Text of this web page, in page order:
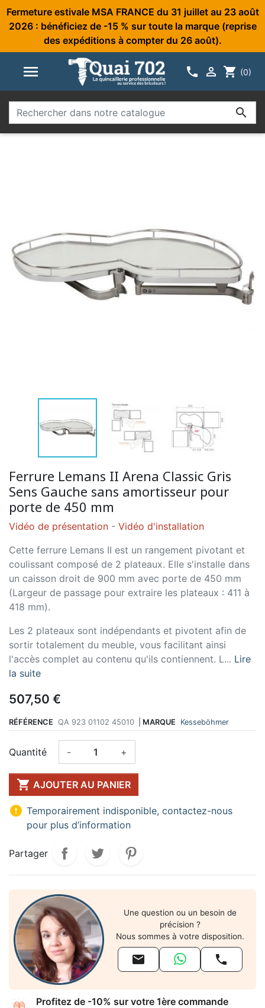
Fermeture estivale MSA FRANCE du 31 juillet au 23 août
2026 : bénéficiez de -15 % sur toute la marque (reprise
des expéditions à compter du 26 août).
   shopping_cart (0)

Ferrure Lemans II Arena Classic Gris
Sens Gauche sans amortisseur pour
porte de 450 mm
Vidéo de présentation - Vidéo d'installation
Cette ferrure Lemans II est un rangement pivotant et
coulissant composé de 2 plateaux. Elle s'installe dans
un caisson droit de 900 mm avec porte de 450 mm
(Largeur de passage pour extraire les plateaux : 411 à
418 mm).
Les 2 plateaux sont indépendants et pivotent afin de
sortir totalement du meuble, vous facilitant ainsi
l'accès complet au contenu qu'ils contiennent. L... Lire
la suite
507,50 €
RÉFÉRENCE QA 923 01102 45010 MARQUE Kesseböhmer
Quantité - +
 AJOUTER AU PANIER
 Temporairement indisponible, contactez-nous
pour plus d’information
Partager
Une question ou un besoin de
précision ?
Nous sommes à votre disposition.
 
Profitez de -10% sur votre 1ère commande